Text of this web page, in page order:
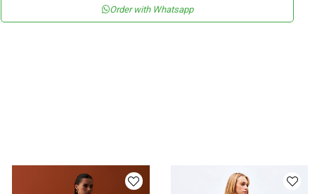
Ürün Detayı Lastikli
Order with Whatsapp